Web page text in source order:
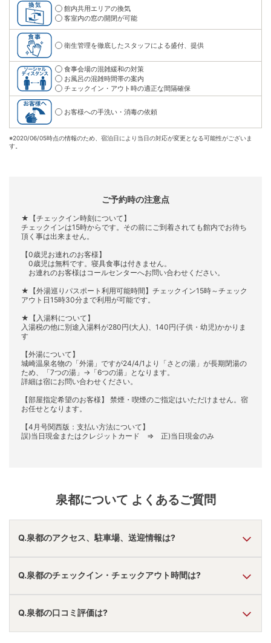
館内共用エリアの換気
客室内の窓の開閉が可能
衛生管理を徹底したスタッフによる盛付、提供
食事会場の混雑緩和の対策
お風呂の混雑時間帯の案内
チェックイン・アウト時の適正な間隔確保
お客様への手洗い・消毒の依頼
※2020/06/05時点の情報のため、宿泊日により当日の対応が変更となる可能性がございま
す。
ご予約時の注意点
★【チェックイン時刻について】
チェックインは15時からです。その前にご到着されても館内でお待ち
頂く事は出来ません。
【0歳児お連れのお客様】
0歳児は無料です。寝具食事は付きません。
お連れのお客様はコールセンターへお問い合わせください。
★【外湯巡りパスポート利用可能時間】チェックイン15時～チェック
アウト日15時30分まで利用が可能です。
★【入湯料について】
入湯税の他に別途入湯料が280円(大人)、140円(子供・幼児)かかりま
す
【外湯について】
城崎温泉名物の「外湯」ですが24/4/1より「さとの湯」が長期閉湯の
ため、「7つの湯」→「6つの湯」となります。
詳細は宿にお問い合わせください。
【部屋指定希望のお客様】 禁煙・喫煙のご指定はいただけません。宿
お任せとなります。
【4月号関西版：支払い方法について】
誤)当日現金またはクレジットカード ⇒ 正)当日現金のみ
泉都について よくあるご質問
Q.泉都のアクセス、駐車場、送迎情報は?
A. 車で和田山ＩＣより57分。
駐車場あり。
Q.泉都のチェックイン・チェックアウト時間は?
A. チェックインは15:00
です。
※プランによって異なる場合があります。
Q.泉都の口コミ評価は?